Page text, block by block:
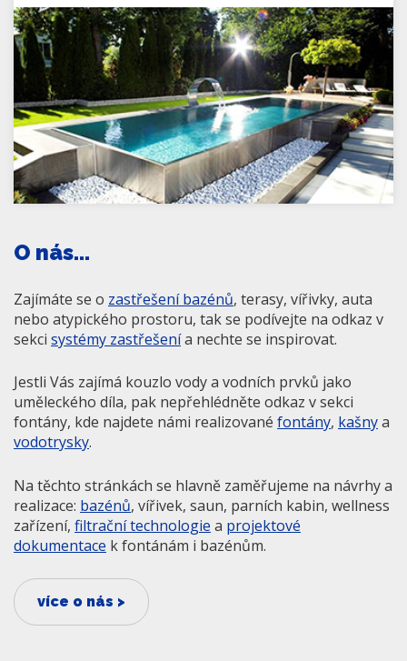
O nás...
Zajímáte se o zastřešení bazénů, terasy, vířivky, auta
nebo atypického prostoru, tak se podívejte na odkaz v
sekci systémy zastřešenía nechte se inspirovat.
Jestli Vás zajímá kouzlo vody a vodních prvků jako
uměleckého díla, pak nepřehlédněte odkaz v sekci
fontány, kde najdete námi realizované fontány, kašnya
vodotrysky.
Na těchto stránkách se hlavně zaměřujeme na návrhy a
realizace: bazénů, vířivek, saun, parních kabin, wellness
zařízení, filtrační technologie a projektové
dokumentace k fontánám i bazénům.
více o nás >